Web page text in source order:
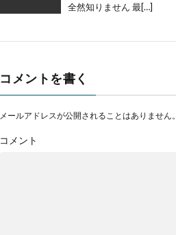
全然知りません 最[…]
コメントを書く
メールアドレスが公開されることはありません。
コメント